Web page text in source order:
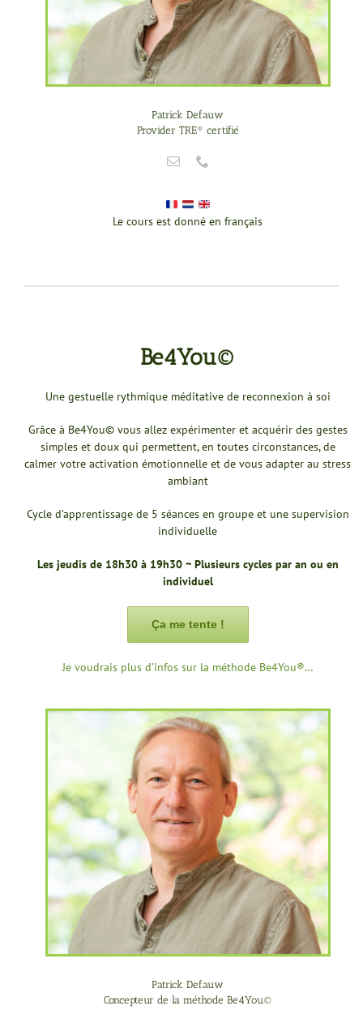
Patrick Defauw
Provider TRE® certifié
Le cours est donné en français
Be4You©
Une gestuelle rythmique méditative de reconnexion à soi
Grâce à Be4You© vous allez expérimenter et acquérir des gestes
simples et doux qui permettent, en toutes circonstances, de
calmer votre activation émotionnelle et de vous adapter au stress
ambiant
Cycle d’apprentissage de 5 séances en groupe et une supervision
individuelle
Les jeudis de 18h30 à 19h30 ~ Plusieurs cycles par an ou en
individuel
Ça me tente !
Je voudrais plus d’infos sur la méthode Be4You®…
Patrick Defauw
Concepteur de la méthode Be4You©